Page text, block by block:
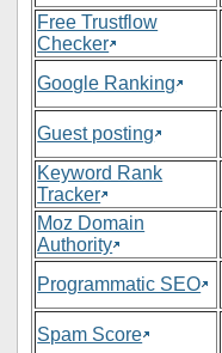
Free Trustflow
Checker
Google Ranking
Guest posting
Keyword Rank
Tracker
Moz Domain
Authority
Programmatic SEO
Spam Score